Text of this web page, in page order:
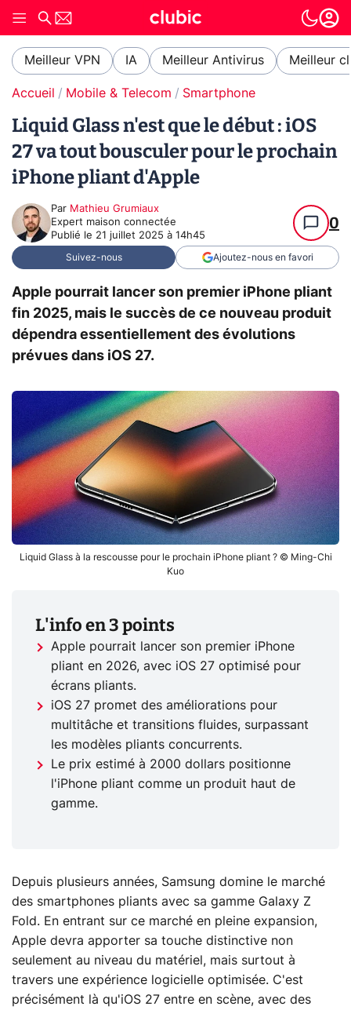
Meilleur VPN IA Meilleur Antivirus Meilleur
Accueil Mobile & Telecom Smartphone
Liquid Glass n'est que le début : iOS
27 va tout bousculer pour le prochain
iPhone pliant d'Apple
Par Mathieu Grumiaux
Expert maison connectée
Publié le 21 juillet 2025 à 14h45
0
Suivez-nous Ajoutez-nous en favori
Apple pourrait lancer son premier iPhone pliant
fin 2025, mais le succès de ce nouveau produit
dépendra essentiellement des évolutions
prévues dans iOS 27.
Liquid Glass à la rescousse pour le prochain iPhone pliant ? © Ming-Chi
Kuo
L'info en 3 points
Apple pourrait lancer son premier iPhone
pliant en 2026, avec iOS 27 optimisé pour
écrans pliants.
iOS 27 promet des améliorations pour
multitâche et transitions fluides, surpassant
les modèles pliants concurrents.
Le prix estimé à 2000 dollars positionne
l'iPhone pliant comme un produit haut de
gamme.
Depuis plusieurs années, Samsung domine le marché
des smartphones pliants avec sa gamme Galaxy Z
Fold. En entrant sur ce marché en pleine expansion,
Apple devra apporter sa touche distinctive non
seulement au niveau du matériel, mais surtout à
travers une expérience logicielle optimisée. C'est
précisément là qu'iOS 27 entre en scène, avec des